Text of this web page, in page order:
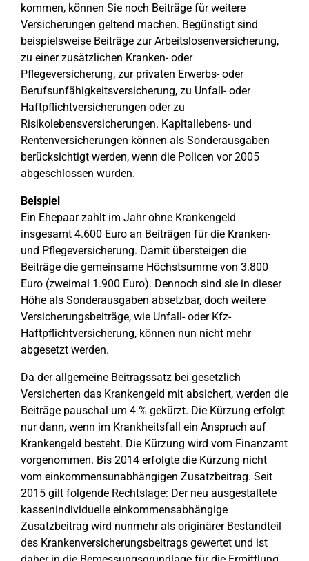
kommen, können Sie noch Beiträge für weitere
Versicherungen geltend machen. Begünstigt sind
beispielsweise Beiträge zur Arbeitslosenversicherung,
zu einer zusätzlichen Kranken- oder
Pflegeversicherung, zur privaten Erwerbs- oder
Berufsunfähigkeitsversicherung, zu Unfall- oder
Haftpflichtversicherungen oder zu
Risikolebensversicherungen. Kapitallebens- und
Rentenversicherungen können als Sonderausgaben
berücksichtigt werden, wenn die Policen vor 2005
abgeschlossen wurden.
Beispiel
Ein Ehepaar zahlt im Jahr ohne Krankengeld
insgesamt 4.600 Euro an Beiträgen für die Kranken-
und Pflegeversicherung. Damit übersteigen die
Beiträge die gemeinsame Höchstsumme von 3.800
Euro (zweimal 1.900 Euro). Dennoch sind sie in dieser
Höhe als Sonderausgaben absetzbar, doch weitere
Versicherungsbeiträge, wie Unfall- oder Kfz-
Haftpflichtversicherung, können nun nicht mehr
abgesetzt werden.
Da der allgemeine Beitragssatz bei gesetzlich
Versicherten das Krankengeld mit absichert, werden die
Beiträge pauschal um 4 % gekürzt. Die Kürzung erfolgt
nur dann, wenn im Krankheitsfall ein Anspruch auf
Krankengeld besteht. Die Kürzung wird vom Finanzamt
vorgenommen. Bis 2014 erfolgte die Kürzung nicht
vom einkommensunabhängigen Zusatzbeitrag. Seit
2015 gilt folgende Rechtslage: Der neu ausgestaltete
kassenindividuelle einkommensabhängige
Zusatzbeitrag wird nunmehr als originärer Bestandteil
des Krankenversicherungsbeitrags gewertet und ist